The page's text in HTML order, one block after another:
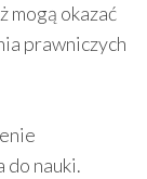
mogą okazać
prawniczych
nauki.